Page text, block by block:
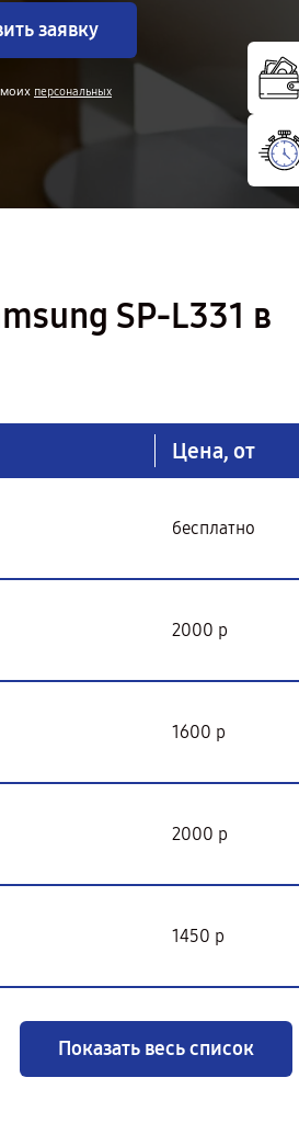
заявку
персональных
SP-L331 в
Цена, от
бесплатно
2000 р
1600 р
2000 р
1450 р
Показать весь список